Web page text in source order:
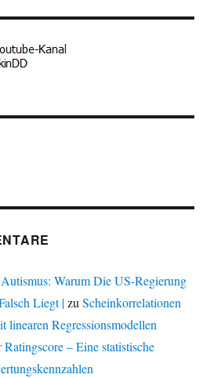
Warum Die US-Regierung
Liegt |zuScheinkorrelationen
linearen Regressionsmodellen
Ratingscore – Eine statistische